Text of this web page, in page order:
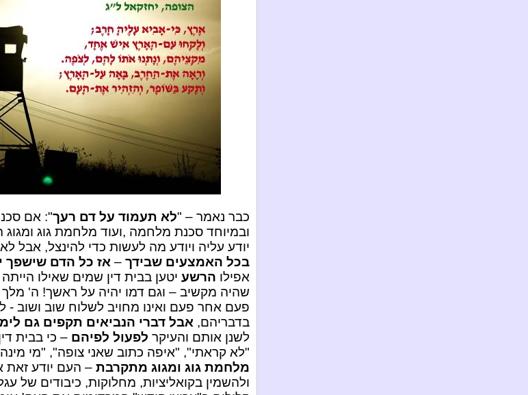
כבר נאמר – "לא תעמוד על דם רעך": אם
ובמיוחד סכנת מלחמה ,ועוד מלחמת גוג ומגוג
יודע עליה ויודע מה לעשות כדי להינצל, אבל
בכל האמצעים שבידך – אז כל הדם שישפך
אפילו הרשע יטען בבית דין שמים שאילו
שהיה מקשיב – וגם דמו יהיה על ראשך! ה'
פעם אחר פעם ואינו מחויב לשלוח שוב ושוב -
בדבריהם, אבל דברי הנביאים תקפים גם
לשנן אותם והעיקר לפעול לפיהם – כי בבית
"לא קראתי", "איפה כתוב שאני צופה", "מי מינה
מלחמת גוג ומגוג מתקרבת – העם יודע זאת
ולהשמין בקואליציות, מחלוקות, כיבודים של